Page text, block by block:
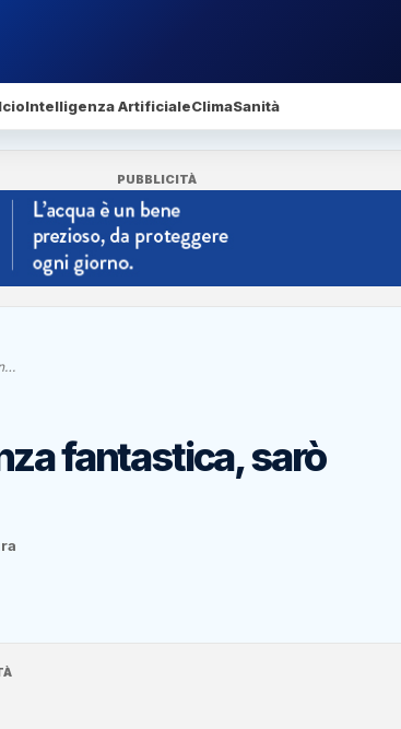
Intelligenza ArtificialeClimaSanità
PUBBLICITÀ
fantastica, sarò